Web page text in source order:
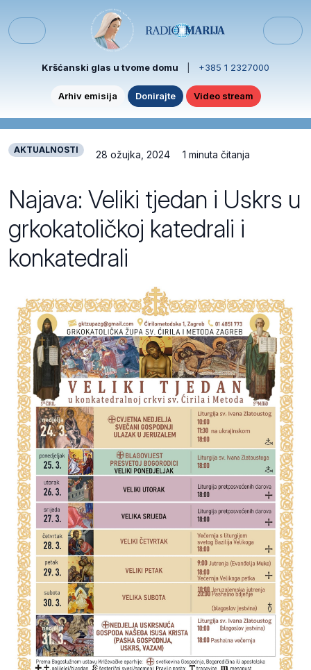
Menu
Kršćanski glas u tvome domu +385 1 2327000
Arhiv emisija Donirajte Video stream
AKTUALNOSTI 28 ožujka, 2024 1 minuta čitanja
Najava: Veliki tjedan i Uskrs u
grkokatoličkoj katedrali i
konkatedrali